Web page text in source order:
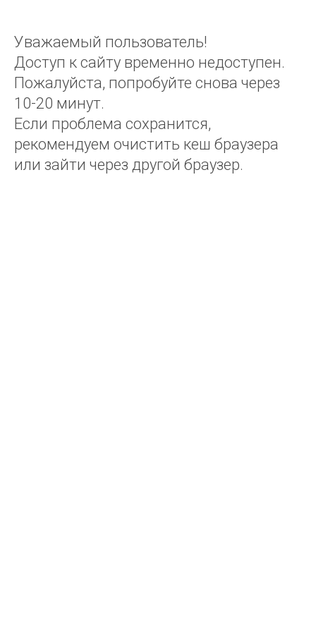
Уважаемый пользователь!
Доступ к сайту временно недоступен.
Пожалуйста, попробуйте снова через
10-20 минут.
Если проблема сохранится,
рекомендуем очистить кеш браузера
или зайти через другой браузер.